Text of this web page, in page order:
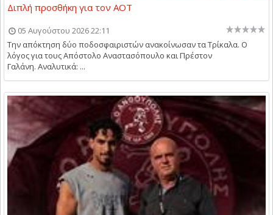
Διπλή προσθήκη για τον ΑΟΤ
05 Αυγούστου 2026 22:11
Την απόκτηση δύο ποδοσφαιριστών ανακοίνωσαν τα Τρίκαλα. Ο
λόγος για τους Απόστολο Αναστασόπουλο και Πρέστον
Γαλάνη. Αναλυτικά: ...